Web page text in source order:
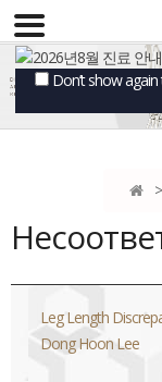
Don’t show
Leg Length
Dong Hoon Lee